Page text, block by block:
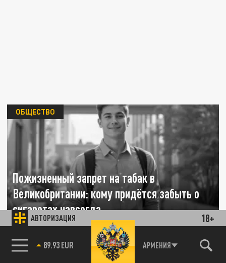
АВТОРИЗАЦИЯ 18+
85.64 BRENT АРМЕНИЯ
Пожизненный запрет на табак в
Великобритании: кому придётся забыть о
сигаретах навсегда
ОБЩЕСТВО
Великобритания вводит пожизненные
ограничения на покупку сигарет для части